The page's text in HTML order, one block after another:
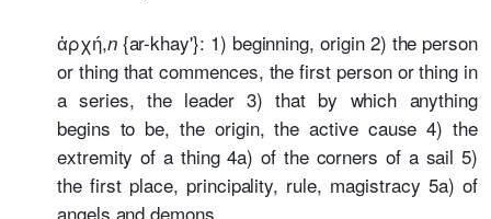
ἀρχή,n{ar-khay'}: 1) beginning, origin 2) the person
or thing that commences, the first person or thing in
a series, the leader 3) that by which anything
begins to be, the origin, the active cause 4) the
extremity of a thing 4a) of the corners of a sail 5)
the first place, principality, rule, magistracy 5a) of
angels and demons